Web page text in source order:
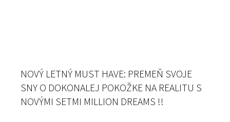
NOVÝ LETNÝ MUST HAVE: PREMEŇ SVOJE
SNY O DOKONALEJ POKOŽKE NA REALITU S
NOVÝMI SETMI MILLION DREAMS !!